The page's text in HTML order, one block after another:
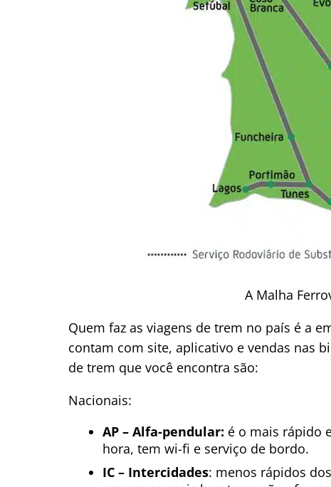
A Malha
Quem faz as viagens de trem no país é a
contam com site, aplicativo e vendas nas
de trem que você encontra são:
Nacionais:
AP – Alfa-pendular: é o mais rápido
hora, tem wi-fi e serviço de bordo.
IC – Intercidades: menos rápidos